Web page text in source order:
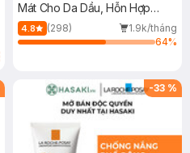
Mát Cho Da Dầu, Hỗn Hợp
400ml
4.8 (298)
1.9k/tháng
64%
-33 %